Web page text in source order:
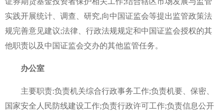
实践开展统计、调查、研究,向中国证监会等提出监管政策法
规完善意见建议;法律、行政法规规定和中国证监会授权的其
他职责以及中国证监会交办的其他监管任务。
办公室
主要职责:负责机关综合行政事务工作;负责机要、保密、
国家安全人民防线建设工作;负责行政许可工作;负责信息公开